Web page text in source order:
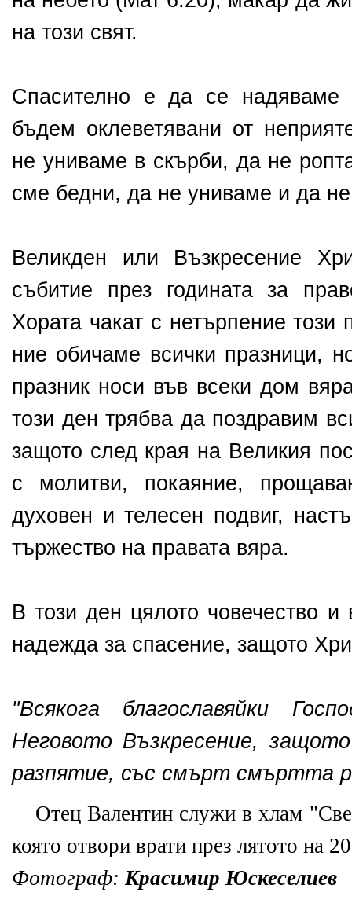
на този свят.
Спасително е да се
бъдем оклеветявани от
не униваме в скърби, да не
сме бедни, да не униваме и да
Великден или Възкресение
събитие през годината за
Хората чакат с нетърпение този
ние обичаме всички празници,
празник носи във всеки дом
този ден трябва да поздравим
защото след края на Великия
с молитви, покаяние,
духовен и телесен подвиг,
тържество на правата вяра.
В този ден цялото човечество и
надежда за спасение, защото
"Всякога благославяйки
Неговото Възкресение,
разпятие, със смърт смъртта
Отец Валентин служи в хлам
която отвори врати през лятото на
Фотограф:Красимир Юскеселиев